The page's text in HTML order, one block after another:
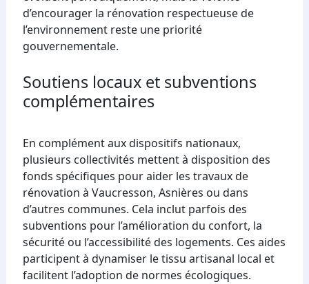
d’encourager la rénovation respectueuse de
l’environnement reste une priorité
gouvernementale.
Soutiens locaux et subventions
complémentaires
En complément aux dispositifs nationaux,
plusieurs collectivités mettent à disposition des
fonds spécifiques pour aider les travaux de
rénovation à Vaucresson, Asnières ou dans
d’autres communes. Cela inclut parfois des
subventions pour l’amélioration du confort, la
sécurité ou l’accessibilité des logements. Ces aides
participent à dynamiser le tissu artisanal local et
facilitent l’adoption de normes écologiques.